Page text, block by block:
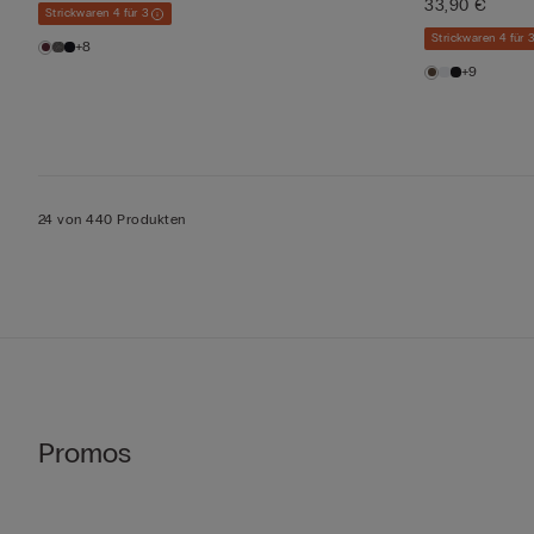
Strickwaren 4 für 3
+8
33,90 €
Strickwaren 4 für 3
+9
24 von 440 Produkten
Promos